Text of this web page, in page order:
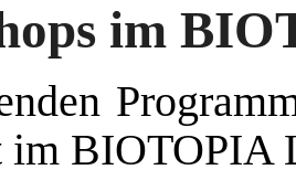
im
im BIOTOPIA